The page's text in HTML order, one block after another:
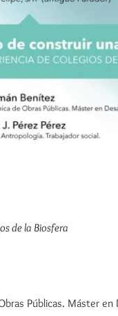
de la Biosfera
Públicas. Máster en